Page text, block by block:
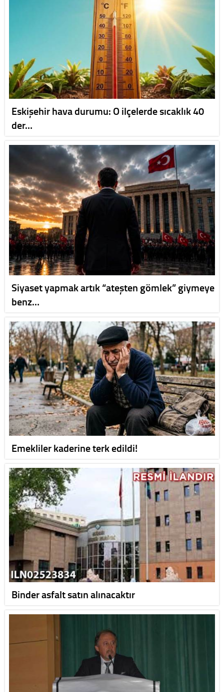
Eskişehir hava durumu: O ilçelerde sıcaklık 40
der…
Siyaset yapmak artık “ateşten gömlek” giymeye
benz…
Emekliler kaderine terk edildi!
Binder asfalt satın alınacaktır